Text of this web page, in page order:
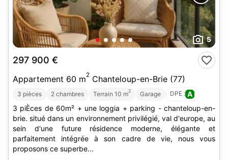
5
297 900 €
Appartement 60 m2 Chanteloup-en-Brie (77)
3 pièces 2 chambres Terrain 10 m2 Garage DPE : A
3 piÈces de 60m² + une loggia + parking - chanteloup-en-
brie. situé dans un environnement privilégié, val d'europe, au
sein d'une future résidence moderne, élégante et
parfaitement intégrée à son cadre de vie, nous vous
proposons ce superbe...